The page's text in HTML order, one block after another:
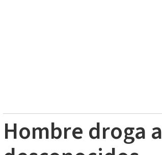
Hombre droga